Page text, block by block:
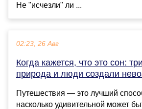
Не "исчезли" ли ...
02:23, 26 Авг
Когда кажется, что это сон:
природа и люди создали
Путешествия — это лучший
насколько удивительной может